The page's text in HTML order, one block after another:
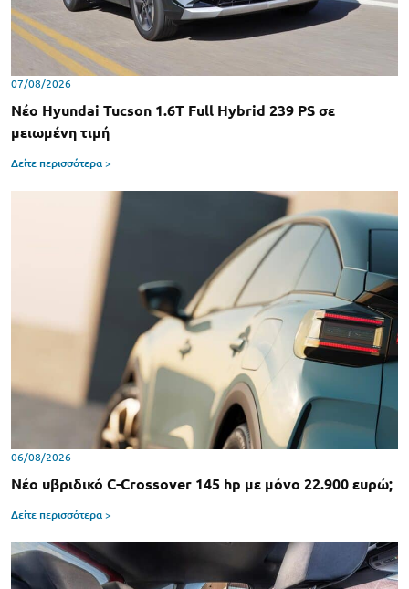
07/08/2026
Νέο Hyundai Tucson 1.6T Full Hybrid 239 PS σε
μειωμένη τιμή
Δείτε περισσότερα >
06/08/2026
Νέο υβριδικό C-Crossover 145 hp με μόνο 22.900 ευρώ;
Δείτε περισσότερα >